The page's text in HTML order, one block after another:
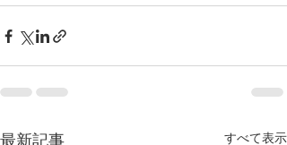
最新記事 すべて表示